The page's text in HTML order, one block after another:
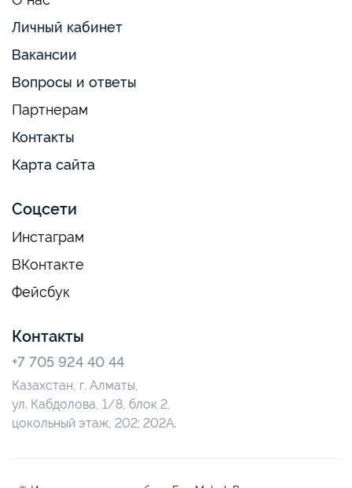
Личный кабинет
Вакансии
Вопросы и ответы
Партнерам
Контакты
Карта сайта
Соцсети
Инстаграм
ВКонтакте
Фейсбук
Контакты
+7 705 924 40 44
Казахстан, г. Алматы,
ул. Кабдолова, 1/8, блок 2,
цокольный этаж, 202; 202А.